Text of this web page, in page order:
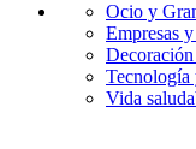
Ocio y
Empresas
Tecnología
Vida